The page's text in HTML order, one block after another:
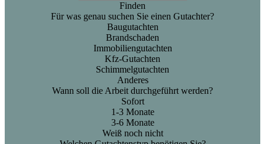
Finden
Für was genau suchen Sie einen Gutachter?
Baugutachten
Brandschaden
Immobiliengutachten
Kfz-Gutachten
Schimmelgutachten
Anderes
Wann soll die Arbeit durchgeführt werden?
Sofort
1-3 Monate
3-6 Monate
Weiß noch nicht